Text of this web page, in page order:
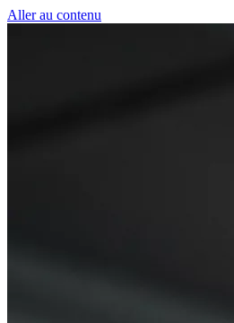
Aller au contenu
Panneau de gestion des cookies